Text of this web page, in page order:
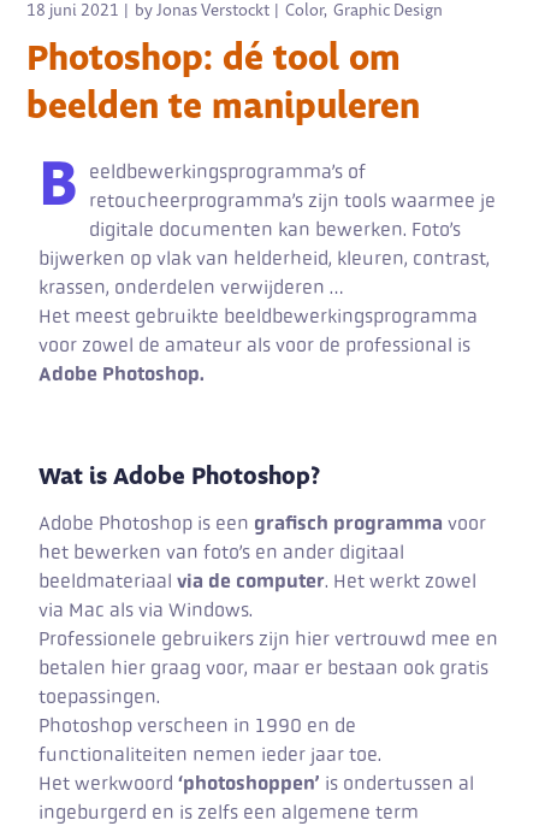
18 juni 2021 byJonas Verstockt Color Graphic Design
Photoshop: dé tool om
beelden te manipuleren
B
eeldbewerkingsprogramma’s of
retoucheerprogramma’s zijn tools waarmee je
digitale documenten kan bewerken. Foto’s
bijwerken op vlak van helderheid, kleuren, contrast,
krassen, onderdelen verwijderen …
Het meest gebruikte beeldbewerkingsprogramma
voor zowel de amateur als voor de professional is
Adobe Photoshop.
Wat is Adobe Photoshop?
Adobe Photoshop is een grafisch programma voor
het bewerken van foto’s en ander digitaal
beeldmateriaalvia de computer. Het werkt zowel
via Mac als via Windows.
Professionele gebruikers zijn hier vertrouwd mee en
betalen hier graag voor, maar er bestaan ook gratis
toepassingen.
Photoshop verscheen in 1990 en de
functionaliteiten nemen ieder jaar toe.
Het werkwoord‘photoshoppen’ is ondertussen al
ingeburgerd en is zelfs een algemene term